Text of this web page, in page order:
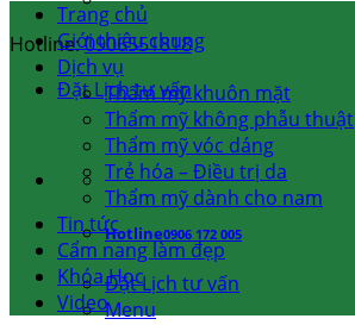
Hotline:0906551818
Đặt Lịch tư vấn
Hotline0906 172 005
Đặt Lịch tư vấn
Menu
Trang chủ
Giới thiệu chung
Dịch vụ
Thẩm mỹ khuôn mặt
Thẩm mỹ không phẫu thuật
Thẩm mỹ vóc dáng
Trẻ hóa – Điều trị da
Thẩm mỹ dành cho nam
Tin tức
Cẩm nang làm đẹp
Khóa Học
Video